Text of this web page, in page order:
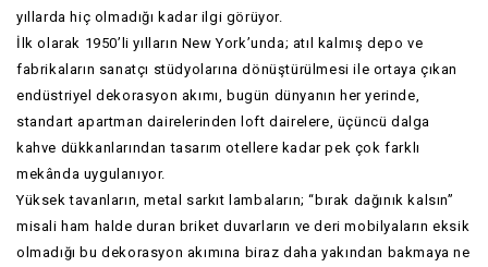
yıllarda hiç olmadığı kadar ilgi görüyor.
İlk olarak 1950’li yılların New York’unda; atıl kalmış depo ve
fabrikaların sanatçı stüdyolarına dönüştürülmesi ile ortaya çıkan
endüstriyel dekorasyon akımı, bugün dünyanın her yerinde,
standart apartman dairelerinden loft dairelere, üçüncü dalga
kahve dükkanlarından tasarım otellere kadar pek çok farklı
mekânda uygulanıyor.
Yüksek tavanların, metal sarkıt lambaların; “bırak dağınık kalsın”
misali ham halde duran briket duvarların ve deri mobilyaların eksik
olmadığı bu dekorasyon akımına biraz daha yakından bakmaya ne